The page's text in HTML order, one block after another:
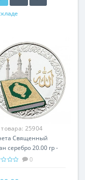
25904
Священный
серебро 20.00 гр -
Ислам
0